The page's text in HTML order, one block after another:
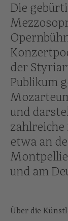
Die
der
Publikum
und
etwa an
und am
Über die